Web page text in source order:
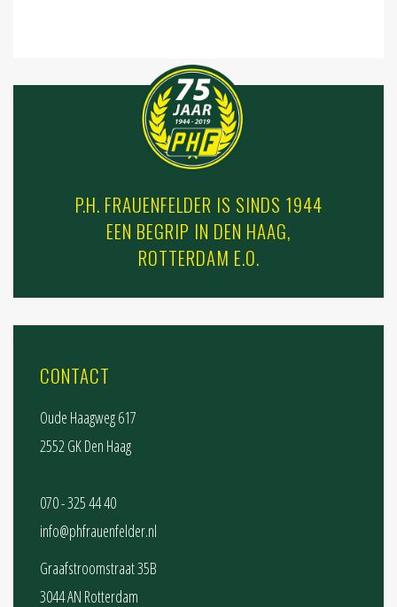
P.H. FRAUENFELDER IS SINDS 1944
EEN BEGRIP IN DEN HAAG,
ROTTERDAM E.O.
CONTACT
Oude Haagweg 617
2552 GK Den Haag
070 - 325 44 40
info@phfrauenfelder.nl
Graafstroomstraat 35B
3044 AN Rotterdam